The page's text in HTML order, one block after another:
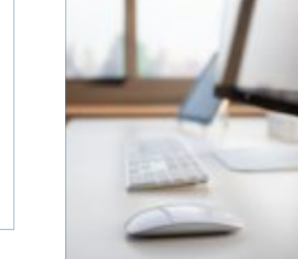
resultater. Når vi forstår
de følelser og relationer,
der drive...